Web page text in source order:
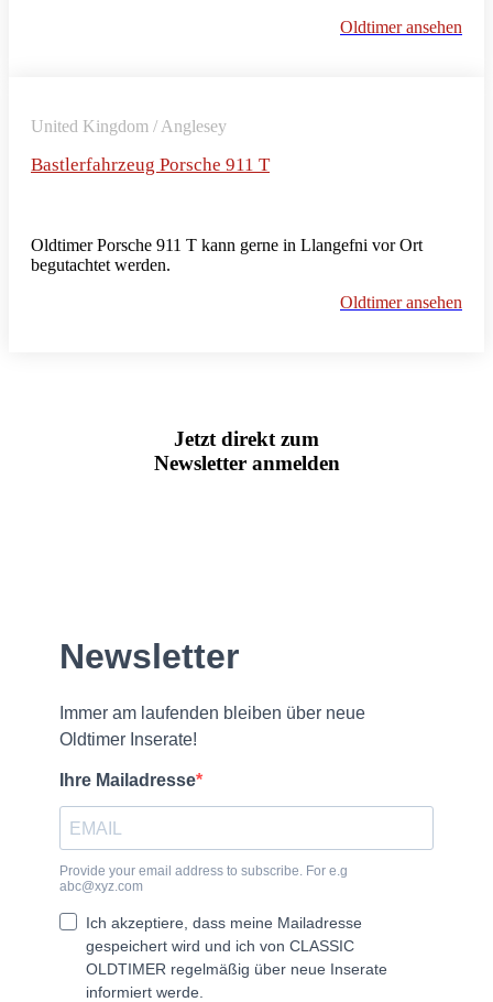
Oldtimer ansehen
United Kingdom / Anglesey
Bastlerfahrzeug Porsche 911 T
Oldtimer Porsche 911 T kann gerne in Llangefni vor Ort
begutachtet werden.
Oldtimer ansehen
Jetzt direkt zum
Newsletter anmelden